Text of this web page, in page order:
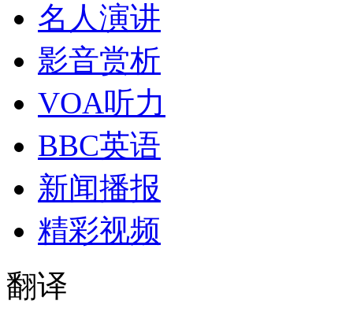
名人演讲
影音赏析
VOA听力
BBC英语
新闻播报
精彩视频
翻译